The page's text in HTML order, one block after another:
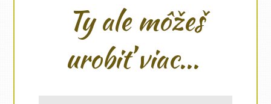
Ty ale môžeš
urobiť viac...